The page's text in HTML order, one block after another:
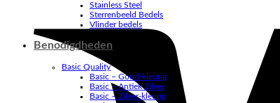
Stainless Steel
Sterrenbeeld Bedels
Vlinder bedels
Benodigdheden
Basic Quality
Basic – Goud-kleurig
Basic – Antiek Zilver
Basic – Zilver-kleurig